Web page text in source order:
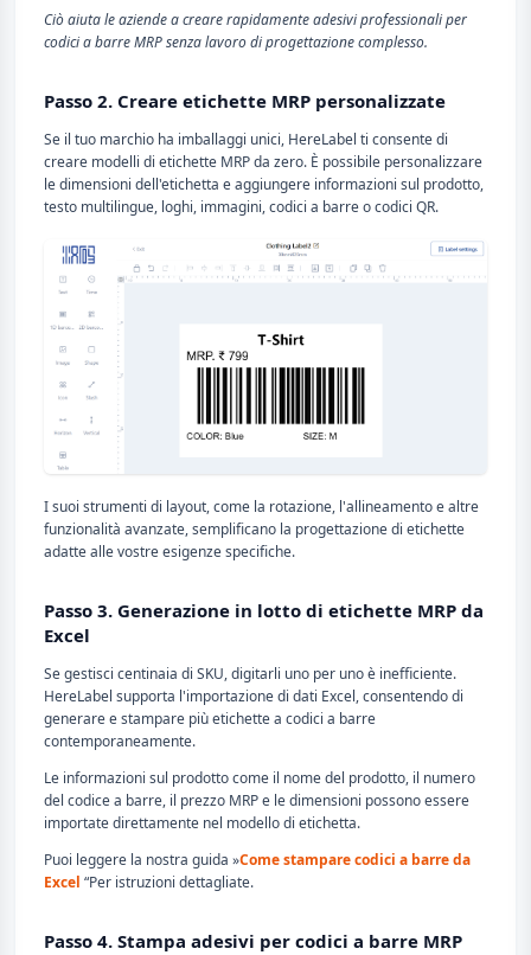
Ciò aiuta le aziende a creare rapidamente adesivi professionali per
codici a barre MRP senza lavoro di progettazione complesso.
Passo 2. Creare etichette MRP personalizzate
Se il tuo marchio ha imballaggi unici, HereLabel ti consente di
creare modelli di etichette MRP da zero. È possibile personalizzare
le dimensioni dell'etichetta e aggiungere informazioni sul prodotto,
testo multilingue, loghi, immagini, codici a barre o codici QR.
I suoi strumenti di layout, come la rotazione, l'allineamento e altre
funzionalità avanzate, semplificano la progettazione di etichette
adatte alle vostre esigenze specifiche.
Passo 3. Generazione in lotto di etichette MRP da
Excel
Se gestisci centinaia di SKU, digitarli uno per uno è inefficiente.
HereLabel supporta l'importazione di dati Excel, consentendo di
generare e stampare più etichette a codici a barre
contemporaneamente.
Le informazioni sul prodotto come il nome del prodotto, il numero
del codice a barre, il prezzo MRP e le dimensioni possono essere
importate direttamente nel modello di etichetta.
Puoi leggere la nostra guida »Come stampare codici a barre da
Excel “Per istruzioni dettagliate.
Passo 4. Stampa adesivi per codici a barre MRP